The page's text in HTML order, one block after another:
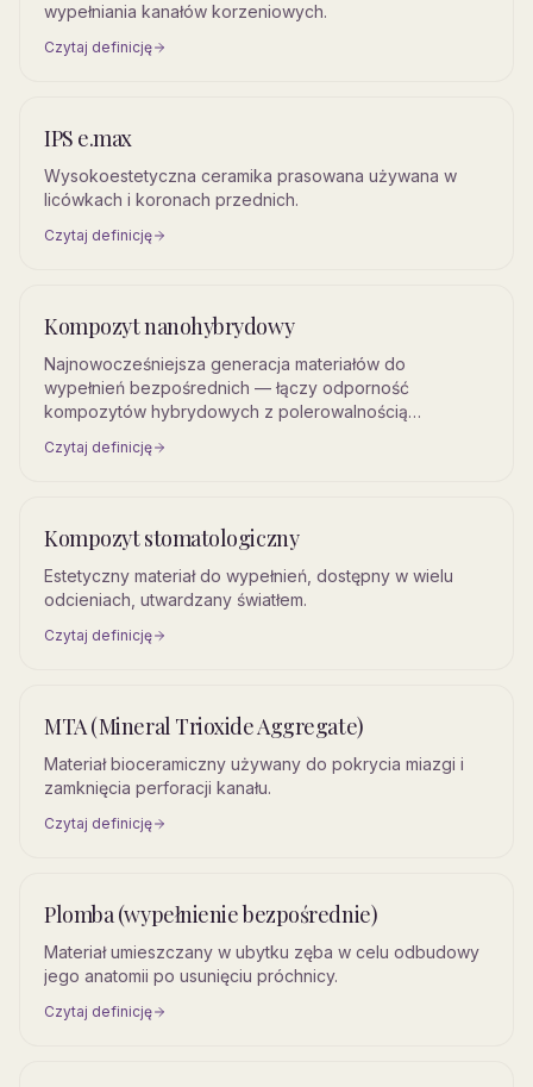
wypełniania kanałów korzeniowych.
Czytaj definicję
IPS e.max
Wysokoestetyczna ceramika prasowana używana w
licówkach i koronach przednich.
Czytaj definicję
Kompozyt nanohybrydowy
Najnowocześniejsza generacja materiałów do
wypełnień bezpośrednich — łączy odporność
kompozytów hybrydowych z polerowalnością
Czytaj definicję
Kompozyt stomatologiczny
Estetyczny materiał do wypełnień, dostępny w wielu
odcieniach, utwardzany światłem.
Czytaj definicję
MTA (Mineral Trioxide Aggregate)
Materiał bioceramiczny używany do pokrycia miazgi i
zamknięcia perforacji kanału.
Czytaj definicję
Plomba (wypełnienie bezpośrednie)
Materiał umieszczany w ubytku zęba w celu odbudowy
jego anatomii po usunięciu próchnicy.
Czytaj definicję